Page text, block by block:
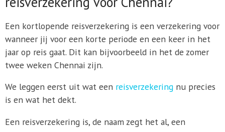
Een kortlopende reisverzekering is een verzekering voor
wanneer jij voor een korte periode en een keer in het
jaar op reis gaat. Dit kan bijvoorbeeld in het de zomer
twee weken Chennai zijn.
We leggen eerst uit wat een reisverzekeringnu precies
is en wat het dekt.
Een reisverzekering is, de naam zegt het al, een